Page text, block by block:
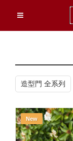
造型門 全系列
New